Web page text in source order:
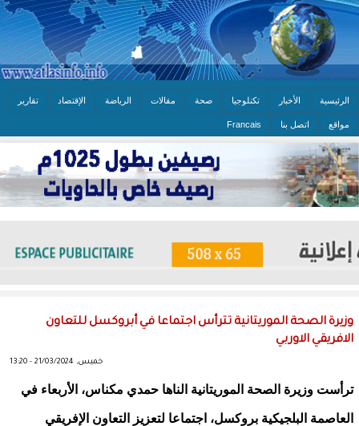
الرئيسية الأخبار تكنلوجيا صحة مقالات الرياضة الإقتصاد تقارير
مواقع اتصل بنا Francais
وزيرة الصحة الموريتانية تترأس اجتماعا في أبروكسل للتعاون
الافريقي الاوربي
خميس, 21/03/2024 - 13:20
ترأست وزيرة الصحة الموريتانية الناها حمدي مكناس، الأربعاء في
العاصمة البلجيكية بروكسل، اجتماعا لتعزيز التعاون الإفريقي